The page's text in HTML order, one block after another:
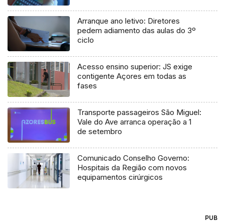
Arranque ano letivo: Diretores
pedem adiamento das aulas do 3º
ciclo
Acesso ensino superior: JS exige
contigente Açores em todas as
fases
Transporte passageiros São Miguel:
Vale do Ave arranca operação a 1
de setembro
Comunicado Conselho Governo:
Hospitais da Região com novos
equipamentos cirúrgicos
PUB